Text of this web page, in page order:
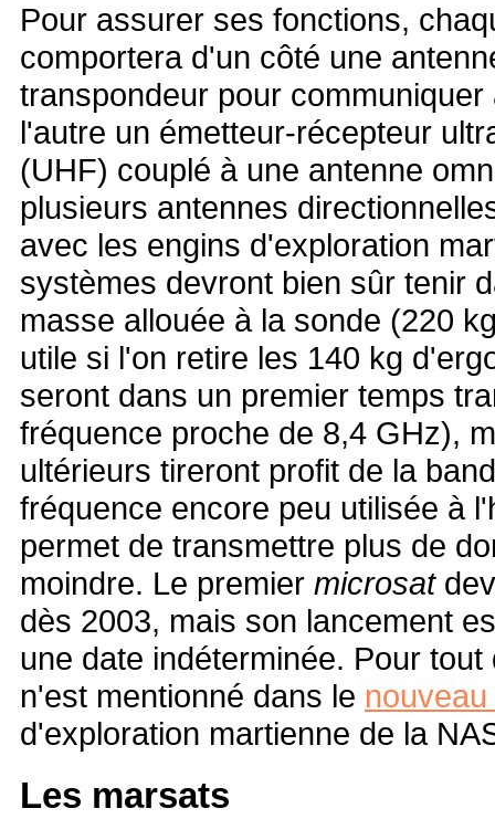
Pour assurer ses fonctions,
comportera d'un côté une
transpondeur pour communiquer
l'autre un émetteur-récepteur
(UHF) couplé à une antenne
plusieurs antennes
avec les engins d'exploration
systèmes devront bien sûr tenir
masse allouée à la sonde (220
utile si l'on retire les 140 kg
seront dans un premier temps
fréquence proche de 8,4 GHz),
ultérieurs tireront profit de la
fréquence encore peu utilisée à
permet de transmettre plus de
moindre. Le premier microsat
dès 2003, mais son lancement
une date indéterminée. Pour
n'est mentionné dans le
d'exploration martienne de la
Les marsats